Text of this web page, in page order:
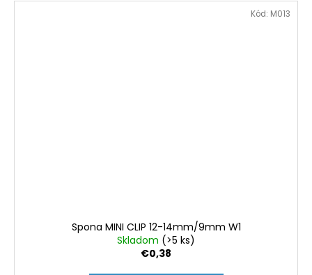
Spona MINI CLIP 12-14mm/9mm W1
Skladom (>5 ks)
€0,38
Kód: M013